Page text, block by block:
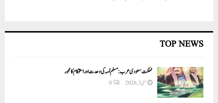
TOP NEWS
مملکت سعودی عرب: مسلم اُمہ کی وحدت اور استحکام کا محور
مئی 3, 2026 0